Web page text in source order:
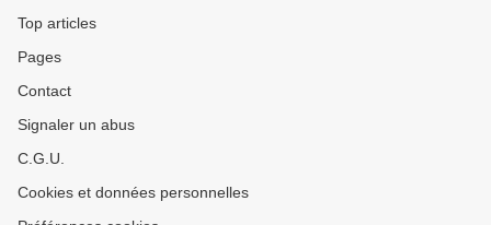
Top articles
Pages
Contact
Signaler un abus
C.G.U.
Cookies et données personnelles